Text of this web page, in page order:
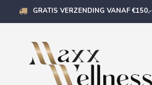
GRATIS VERZENDING VANAF €150,-